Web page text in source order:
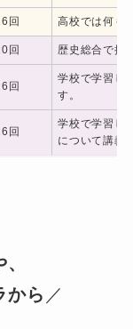
合格】地方×部活
合格。同志社に合
体験記
全科目対応で生
を強固に！日米文
例
徒の体験記
回 高校では何も
回 歴史総合で扱
回
学校で学習し
す。
回
学校で学習し
について講義
から ／